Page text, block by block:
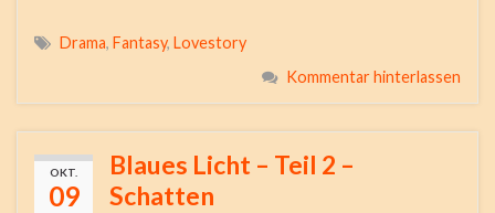
Drama, Fantasy, Lovestory
Kommentar hinterlassen
OKT.
09
Blaues Licht – Teil 2 –
Schatten